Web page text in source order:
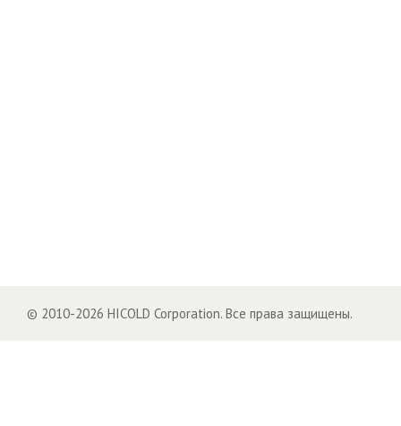
© 2010-2026 HICOLD Corporation. Все права защищены.